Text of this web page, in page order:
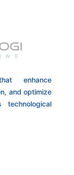
enhance
and optimize